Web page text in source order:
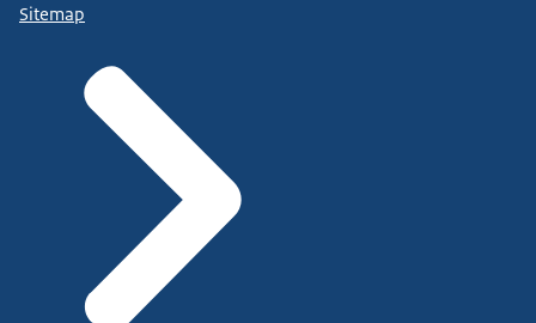
Sitemap